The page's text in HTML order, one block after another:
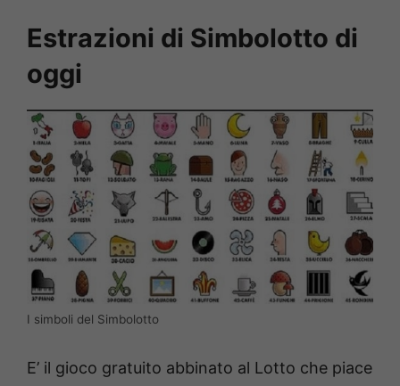
Estrazioni di Simbolotto di
oggi
I simboli del Simbolotto
E’ il gioco gratuito abbinato al Lotto che piace